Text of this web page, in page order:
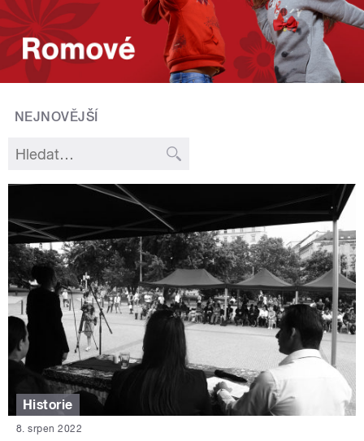
NEJNOVĚJŠÍ
Historie
8. srpen 2022